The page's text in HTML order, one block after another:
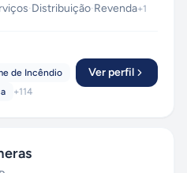
·Distribuição·Revenda+1
de Incêndio
+114
Ver perfil